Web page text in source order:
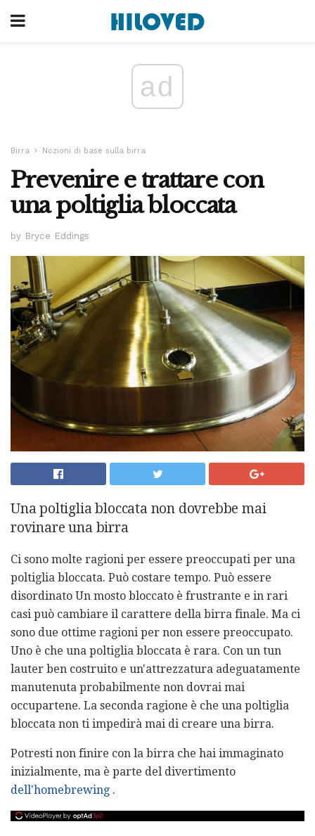
ad
Birra Nozioni di base sulla birra
Prevenire e trattare con
una poltiglia bloccata
by Bryce Eddings
Una poltiglia bloccata non dovrebbe mai
rovinare una birra
Ci sono molte ragioni per essere preoccupati per una
poltiglia bloccata. Può costare tempo. Può essere
disordinato Un mosto bloccato è frustrante e in rari
casi può cambiare il carattere della birra finale. Ma ci
sono due ottime ragioni per non essere preoccupato.
Uno è che una poltiglia bloccata è rara. Con un tun
lauter ben costruito e un'attrezzatura adeguatamente
manutenuta probabilmente non dovrai mai
occupartene. La seconda ragione è che una poltiglia
bloccata non ti impedirà mai di creare una birra.
Potresti non finire con la birra che hai immaginato
inizialmente, ma è parte del divertimento
dell'homebrewing .